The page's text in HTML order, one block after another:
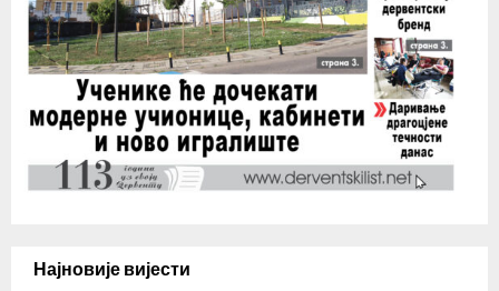
Најновије вијести